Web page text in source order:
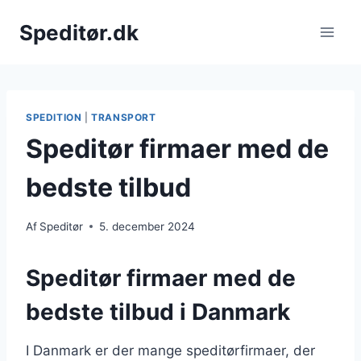
Speditør.dk
SPEDITION |TRANSPORT
Speditør firmaer med de
bedste tilbud
Af Speditør 5. december 2024
Speditør firmaer med de
bedste tilbud i Danmark
I Danmark er der mange speditørfirmaer, der